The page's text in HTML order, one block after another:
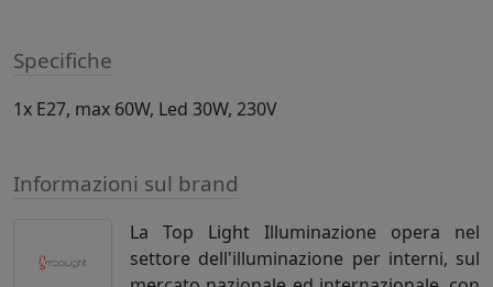
Specifiche
1x E27, max 60W, Led 30W, 230V
Informazioni sul brand
La Top Light Illuminazione opera nel
settore dell'illuminazione per interni, sul